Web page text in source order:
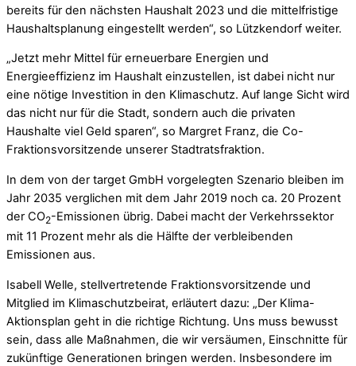
bereits für den nächsten Haushalt 2023 und die mittelfristige
Haushaltsplanung eingestellt werden“, so Lützkendorf weiter.
„Jetzt mehr Mittel für erneuerbare Energien und
Energieeffizienz im Haushalt einzustellen, ist dabei nicht nur
eine nötige Investition in den Klimaschutz. Auf lange Sicht wird
das nicht nur für die Stadt, sondern auch die privaten
Haushalte viel Geld sparen“, so Margret Franz, die Co-
Fraktionsvorsitzende unserer Stadtratsfraktion.
In dem von der target GmbH vorgelegten Szenario bleiben im
Jahr 2035 verglichen mit dem Jahr 2019 noch ca. 20 Prozent
der CO2-Emissionen übrig. Dabei macht der Verkehrssektor
mit 11 Prozent mehr als die Hälfte der verbleibenden
Emissionen aus.
Isabell Welle, stellvertretende Fraktionsvorsitzende und
Mitglied im Klimaschutzbeirat, erläutert dazu: „Der Klima-
Aktionsplan geht in die richtige Richtung. Uns muss bewusst
sein, dass alle Maßnahmen, die wir versäumen, Einschnitte für
zukünftige Generationen bringen werden. Insbesondere im